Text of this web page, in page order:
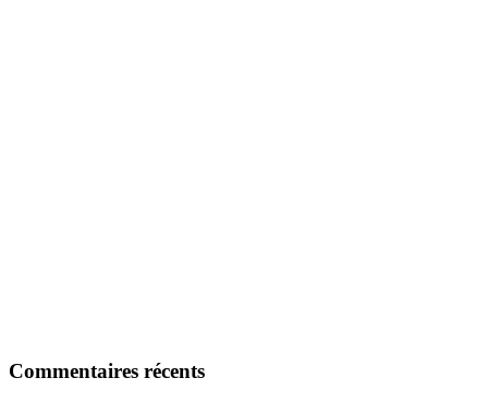
Commentaires récents